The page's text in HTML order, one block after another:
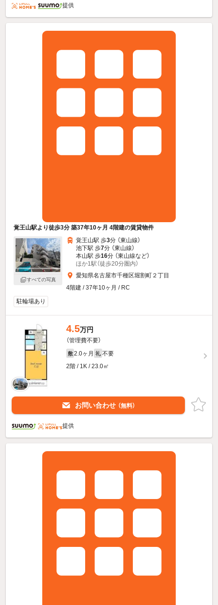
提供
覚王山駅より徒歩3分 築37年10ヶ月 4階建の賃貸物件
すべての写真
覚王山駅 歩3分 （東山線）
池下駅 歩7分 （東山線）
本山駅 歩16分 （東山線など）
ほか1駅（徒歩20分圏内）
愛知県名古屋市千種区堀割町２丁目
4階建 / 37年10ヶ月 / RC
駐輪場あり
4.5万円
（管理費不要）
敷 2.0ヶ月 礼 不要
2階 / 1K / 23.0㎡
お問い合わせ （無料）
提供